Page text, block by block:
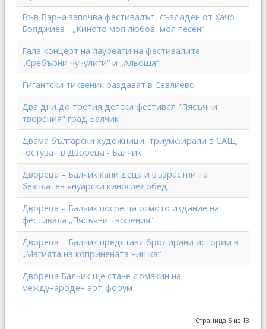
Във Варна започва фестивалът, създаден от Хачо
Бояджиев - „Киното моя любов, моя песен“
Гала-концерт на лауреати на фестивалите
„Сребърни чучулиги“ и „Альоша“
Гигантски тиквеник раздават в Севлиево
Два дни до третия детски фестивал "Пясъчни
творения" град Балчик
Двама български художници, триумфирали в САЩ,
гостуват в Двореца - Балчик
Двореца – Балчик кани деца и възрастни на
безплатен януарски киноследобед
Двореца – Балчик посреща осмото издание на
фестивала „Пясъчни творения“
Двореца – Балчик представя бродирани истории в
„Магията на копринената нишка“
Двореца Балчик ще стане домакин на
международен арт-форум
Страница 5 из 13